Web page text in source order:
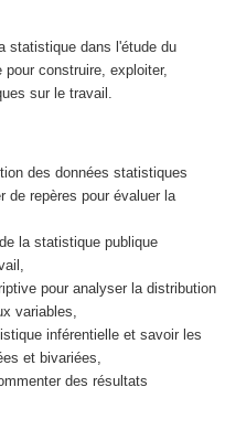
statistique dans l'étude du
construire, exploiter,
sur le travail.
des données statistiques
de repères pour évaluer la
la statistique publique
pour analyser la distribution
variables,
inférentielle et savoir les
et bivariées,
des résultats